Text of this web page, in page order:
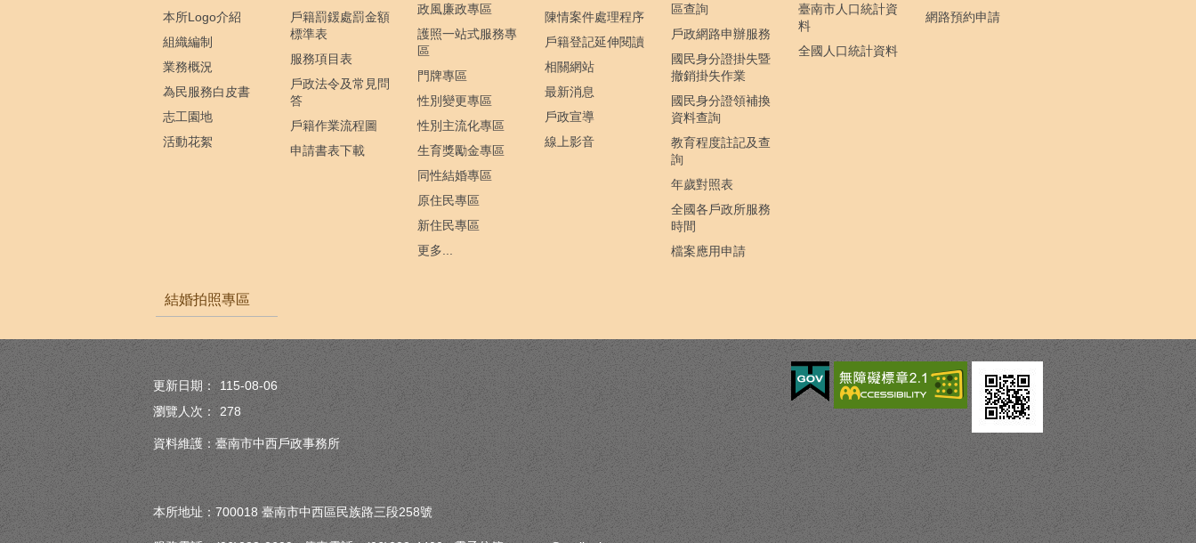
本所Logo介紹
組織編制
業務概況
為民服務白皮書
志工園地
活動花絮
戶籍罰鍰處罰金額
標準表
服務項目表
戶政法令及常見問
答
戶籍作業流程圖
申請書表下載
政風廉政專區
護照一站式服務專
區
門牌專區
性別變更專區
性別主流化專區
生育獎勵金專區
同性結婚專區
原住民專區
新住民專區
更多...
陳情案件處理程序
戶籍登記延伸閱讀
相關網站
最新消息
戶政宣導
線上影音
區查詢
戶政網路申辦服務
國民身分證掛失暨
撤銷掛失作業
國民身分證領補換
資料查詢
教育程度註記及查
詢
年歲對照表
全國各戶政所服務
時間
檔案應用申請
臺南市人口統計資
料
全國人口統計資料
網路預約申請
結婚拍照專區
更新日期：
115-08-06
瀏覽人次：
278
資料維護：臺南市中西戶政事務所
本所地址：700018 臺南市中西區民族路三段258號